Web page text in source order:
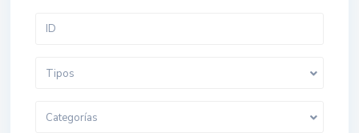
Tipos
Categorías